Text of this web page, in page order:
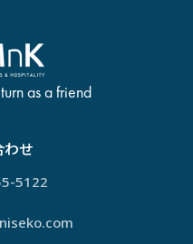
as a friend
わせ
5122